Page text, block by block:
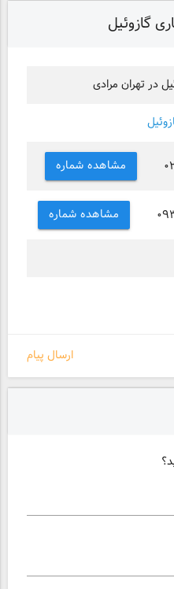
گازوئیل
در تهران مرادی
مشاهده شماره
مشاهده شماره
ارسال پیام